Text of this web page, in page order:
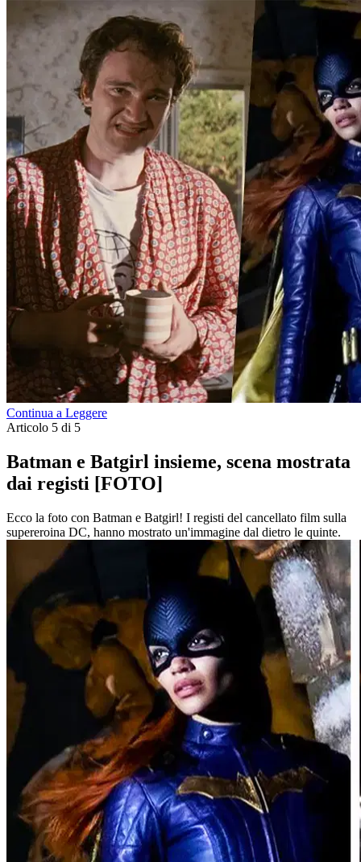
Continua a Leggere
Articolo 5 di 5
Batman e Batgirl insieme, scena mostrata
dai registi [FOTO]
Ecco la foto con Batman e Batgirl! I registi del cancellato film sulla
supereroina DC, hanno mostrato un'immagine dal dietro le quinte.